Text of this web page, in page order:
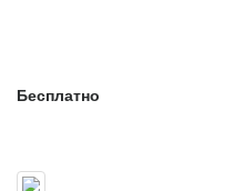
Бесплатно